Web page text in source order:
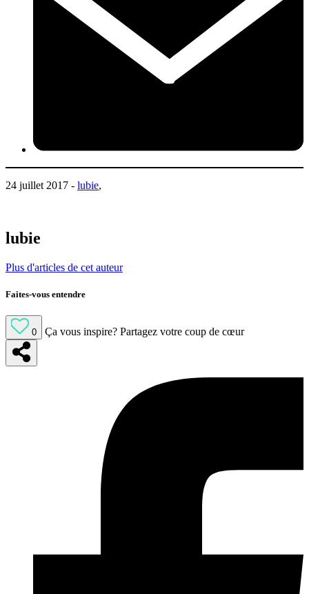
24 juillet 2017 - lubie,
lubie
Plus d'articles de cet auteur
Faites-vous entendre
0 Ça vous inspire? Partagez votre coup de cœur